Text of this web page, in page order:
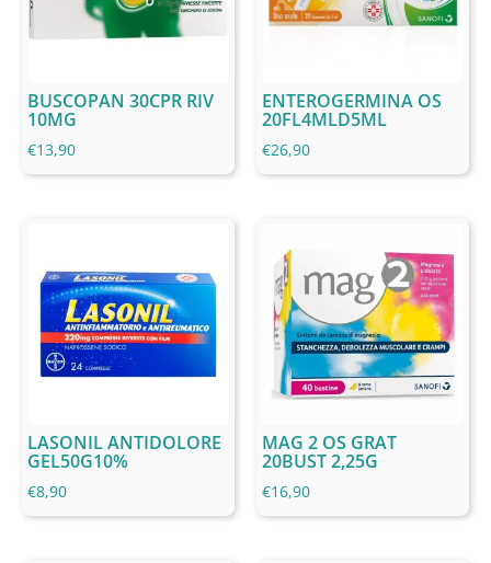
BUSCOPAN 30CPR RIV
10MG
€13,90
ENTEROGERMINA OS
20FL4MLD5ML
€26,90
LASONIL ANTIDOLORE
GEL50G10%
€8,90
MAG 2 OS GRAT
20BUST 2,25G
€16,90